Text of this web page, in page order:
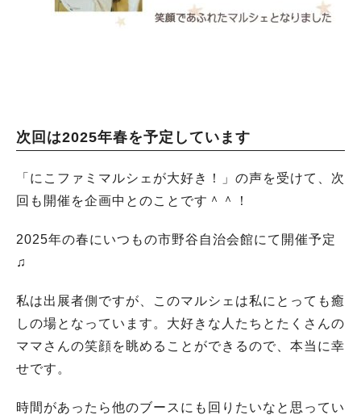
次回は2025年春を予定しています
「にこファミマルシェが大好き！」の声を受けて、次
回も開催を企画中とのことです＾＾！
2025年の春にいつもの市野谷自治会館にて開催予定
♫
私は出展者側ですが、このマルシェは私にとっても癒
しの場となっています。大好きな人たちとたくさんの
ママさんの笑顔を眺めることができるので、本当に幸
せです。
時間があったら他のブースにも回りたいなと思ってい